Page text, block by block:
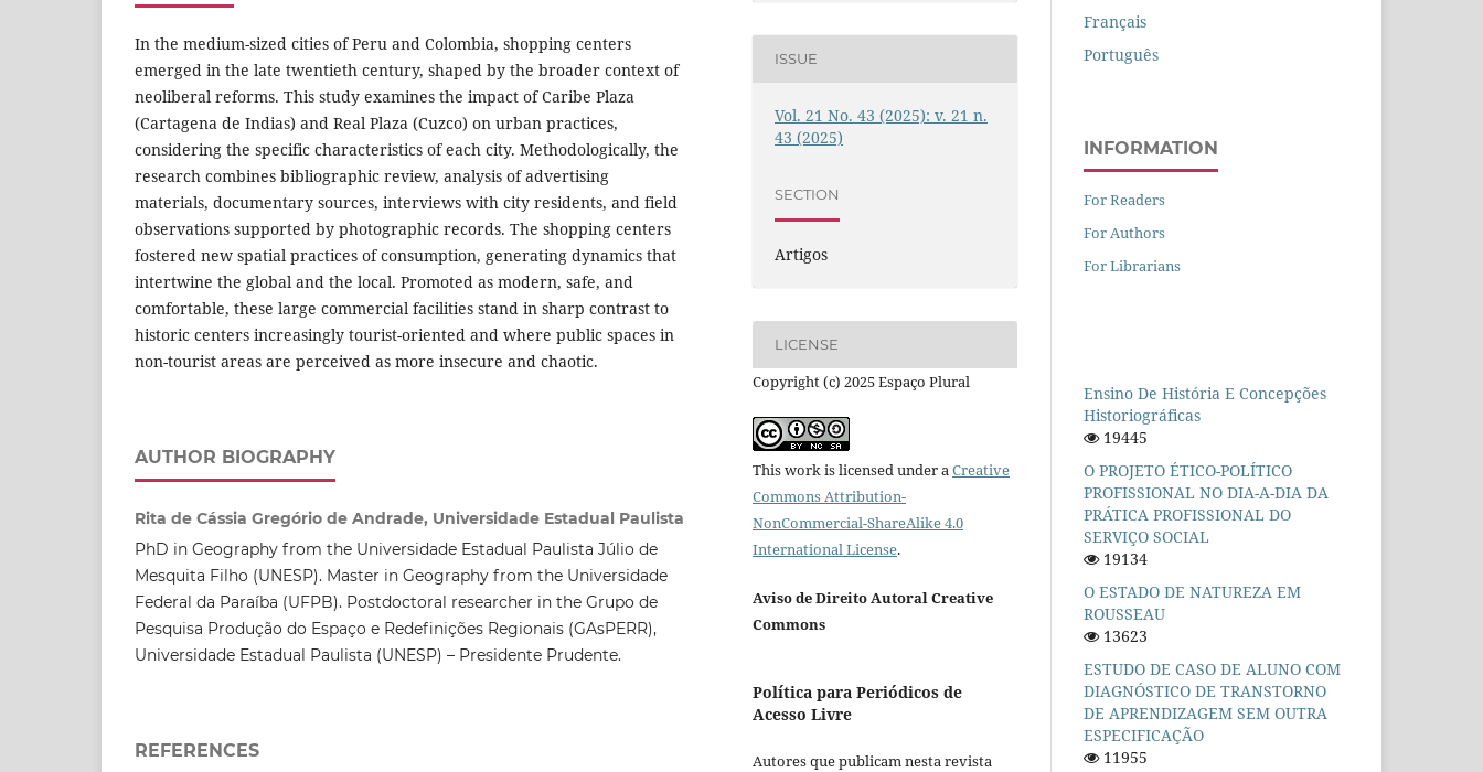
In the medium-sized cities of Peru and Colombia, shopping centers
emerged in the late twentieth century, shaped by the broader context of
neoliberal reforms. This study examines the impact of Caribe Plaza
(Cartagena de Indias) and Real Plaza (Cuzco) on urban practices,
considering the specific characteristics of each city. Methodologically, the
research combines bibliographic review, analysis of advertising
materials, documentary sources, interviews with city residents, and field
observations supported by photographic records. The shopping centers
fostered new spatial practices of consumption, generating dynamics that
intertwine the global and the local. Promoted as modern, safe, and
comfortable, these large commercial facilities stand in sharp contrast to
historic centers increasingly tourist-oriented and where public spaces in
non-tourist areas are perceived as more insecure and chaotic.
AUTHOR BIOGRAPHY
Rita de Cássia Gregório de Andrade, Universidade Estadual Paulista
PhD in Geography from the Universidade Estadual Paulista Júlio de
Mesquita Filho (UNESP). Master in Geography from the Universidade
Federal da Paraíba (UFPB). Postdoctoral researcher in the Grupo de
Pesquisa Produção do Espaço e Redefinições Regionais (GAsPERR),
Universidade Estadual Paulista (UNESP) – Presidente Prudente.
REFERENCES
ISSUE
Vol. 21 No. 43 (2025): v. 21 n.
43 (2025)
SECTION
Artigos
LICENSE
Copyright (c) 2025 Espaço Plural
This work is licensed under aCreative
Commons Attribution-
NonCommercial-ShareAlike 4.0
International License.
Aviso de Direito Autoral Creative
Commons
Política para Periódicos de
Acesso Livre
Autores que publicam nesta revista
Français
Português
INFORMATION
For Readers
For Authors
For Librarians
Ensino De História E Concepções
Historiográficas
19445
O PROJETO ÉTICO-POLÍTICO
PROFISSIONAL NO DIA-A-DIA DA
PRÁTICA PROFISSIONAL DO
SERVIÇO SOCIAL
19134
O ESTADO DE NATUREZA EM
ROUSSEAU
13623
ESTUDO DE CASO DE ALUNO COM
DIAGNÓSTICO DE TRANSTORNO
DE APRENDIZAGEM SEM OUTRA
ESPECIFICAÇÃO
11955